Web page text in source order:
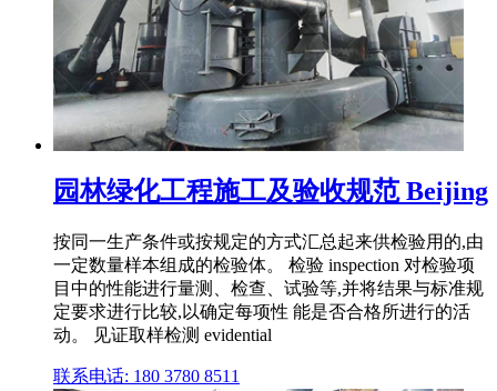
园林绿化工程施工及验收规范 Beijing
按同一生产条件或按规定的方式汇总起来供检验用的,由
一定数量样本组成的检验体。 检验 inspection 对检验项
目中的性能进行量测、检查、试验等,并将结果与标准规
定要求进行比较,以确定每项性 能是否合格所进行的活
动。 见证取样检测 evidential
联系电话: 180 3780 8511